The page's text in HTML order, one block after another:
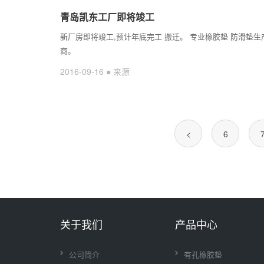
青岛凯东工厂即将竣工
新厂房即将竣工,预计年底完工 搬迁。 专业橡胶垫 防滑垫生
商。
2016-09-16 ● 来源
< 6
关于我们
公司简介
产品中心
有孔橡胶垫